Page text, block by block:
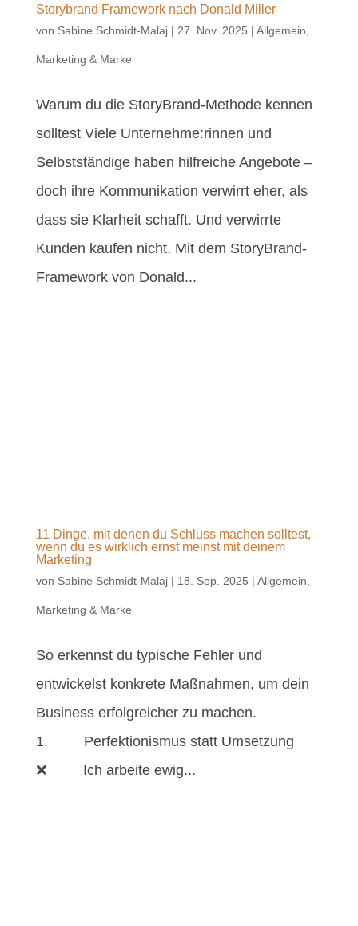
Storybrand Framework nach Donald Miller
von Sabine Schmidt-Malaj| 27. Nov. 2025 | Allgemein
Marketing & Marke
Warum du die StoryBrand-Methode kennen
solltest Viele Unternehme:rinnen und
Selbstständige haben hilfreiche Angebote –
doch ihre Kommunikation verwirrt eher, als
dass sie Klarheit schafft. Und verwirrte
Kunden kaufen nicht. Mit dem StoryBrand-
Framework von Donald...
11 Dinge, mit denen du Schluss machen solltest,
wenn du es wirklich ernst meinst mit deinem
Marketing
von Sabine Schmidt-Malaj| 18. Sep. 2025 | Allgemein
Marketing & Marke
So erkennst du typische Fehler und
entwickelst konkrete Maßnahmen, um dein
Business erfolgreicher zu machen.
1. Perfektionismus statt Umsetzung
❌ Ich arbeite ewig...